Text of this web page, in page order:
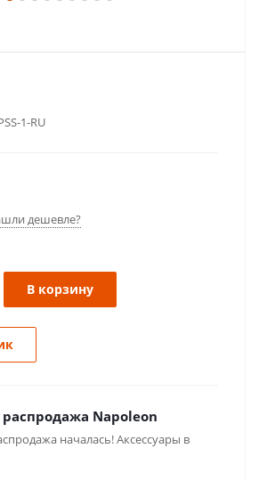
1-RU
дешевле?
В корзину
Napoleon
началась! Аксессуары в